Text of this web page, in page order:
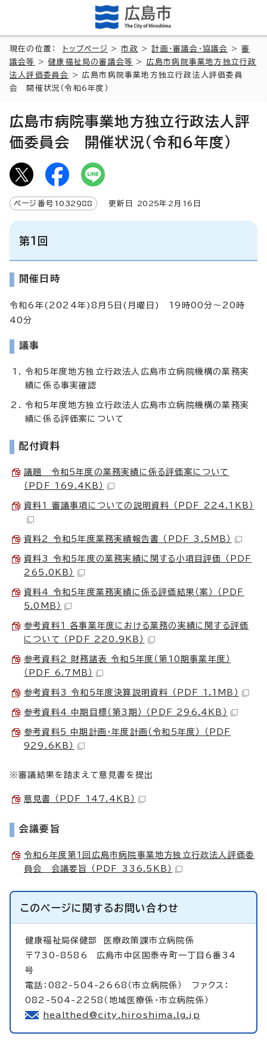
現在の位置： トップページ >市政 >計画・審議会・協議会 >審
議会等
>健康福祉局の審議会等 > 広島市病院事業地方独立行政
法人評価委員会
> 広島市病院事業地方独立行政法人評価委員
会 開催状況（令和6年度）
広島市病院事業地方独立行政法人評
価委員会 開催状況（令和6年度）
ページ番号 1032988 更新日 2025年2月 16 日
第1回
開催日時
令和6年(2024年)8月5日(月曜日) 19時00分～20時
40分
議事
令和5年度地方独立行政法人広島市立病院機構の業務実
績に係る事実確認
令和5年度地方独立行政法人広島市立病院機構の業務実
績に係る評価案について
配付資料
議題 令和5年度の業務実績に係る評価案について
（PDF 169.4KB）
資料1 審議事項についての説明資料 （PDF 224.1KB）
資料2 令和5年度業務実績報告書 （PDF 3.5MB）
資料3 令和5年度の業務実績に関する小項目評価 （PDF
265.0KB）
資料4 令和5年度業務実績に係る評価結果（案） （PDF
5.0MB）
参考資料1 各事業年度における業務の実績に関する評価
について （PDF 220.9KB）
参考資料2 財務諸表 令和5年度（第10期事業年度）
（PDF 6.7MB）
参考資料3 令和5年度決算説明資料 （PDF 1.1MB）
参考資料4 中期目標（第3期） （PDF 296.4KB）
参考資料5 中期計画・年度計画（令和5年度） （PDF
929.6KB）
※審議結果を踏まえて意見書を提出
意見書 （PDF 147.4KB）
会議要旨
令和6年度第1回広島市病院事業地方独立行政法人評価委
員会 会議要旨 （PDF 336.5KB）
このページに関するお問い合わせ
健康福祉局保健部
医療政策課市立病院係
〒730-8586 広島市中区国泰寺町一丁目6番34
号
電話：082-504-2668（市立病院係） ファクス：
082-504-2258（地域医療係・市立病院係）
healthed@city.hiroshima.lg.jp